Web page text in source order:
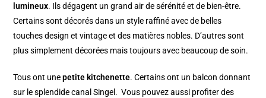
lumineux. Ils dégagent un grand air de sérénité et de bien-être.
Certains sont décorés dans un style raffiné avec de belles
touches design et vintage et des matières nobles. D’autres sont
plus simplement décorées mais toujours avec beaucoup de soin.
Tous ont unepetite kitchenette. Certains ont un balcon donnant
sur le splendide canal Singel. Vous pouvez aussi profiter des